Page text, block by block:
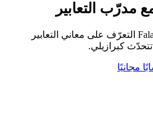
مدرّب التعابير
يُعلّمك مدرّب التعابير في Falando التعرّف على معاني التعابير
كبرازيلي.
مجانيًا